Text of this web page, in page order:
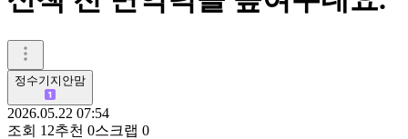
정수기지안맘
2026.05.22 07:54
조회 12추천 0스크랩 0